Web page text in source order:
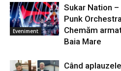
Eveniment
Sukar Nation –
Punk
Chemăm
Baia Mare
Când